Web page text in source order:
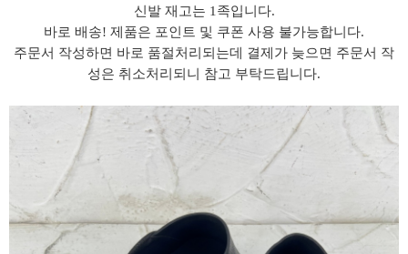
신발 재고는 1족입니다.
바로 배송! 제품은 포인트 및 쿠폰 사용 불가능합니다.
주문서 작성하면 바로 품절처리되는데 결제가 늦으면 주문서 작
성은 취소처리되니 참고 부탁드립니다.